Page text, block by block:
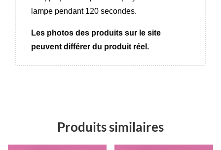
lampe pendant 120 secondes.
Les photos des produits sur le site
peuvent différer du produit réel.
Produits similaires